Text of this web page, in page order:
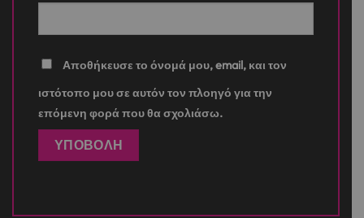
Αποθήκευσε το όνομά μου, email, και τον
ιστότοπο μου σε αυτόν τον πλοηγό για την
επόμενη φορά που θα σχολιάσω.